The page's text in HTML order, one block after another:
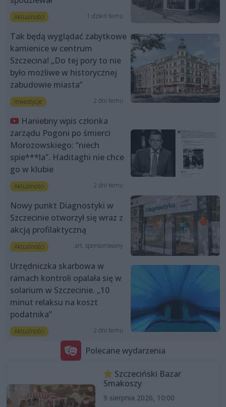
Aktualności 1 dzień temu
Tak będą wyglądać zabytkowe
kamienice w centrum
Szczecina! „Do tej pory to nie
było możliwe w historycznej
zabudowie miasta”
Inwestycje 2 dni temu
Haniebny wpis członka
zarządu Pogoni po śmierci
Morozowskiego: “niech
spie***la”. Haditaghi nie chce
go w klubie
Aktualności 2 dni temu
Nowy punkt Diagnostyki w
Szczecinie otworzył się wraz z
akcją profilaktyczną
Aktualności art. sponsorowany
Urzędniczka skarbowa w
ramach kontroli opalała się w
solarium w Szczecinie. „10
minut relaksu na koszt
podatnika”
Aktualności 2 dni temu
Polecane wydarzenia
Szczeciński Bazar
Smakoszy
9 sierpnia 2026, 10:00